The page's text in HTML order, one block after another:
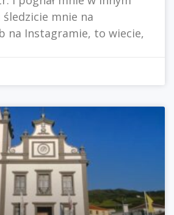
śledzicie mnie na
na Instagramie, to wiecie,